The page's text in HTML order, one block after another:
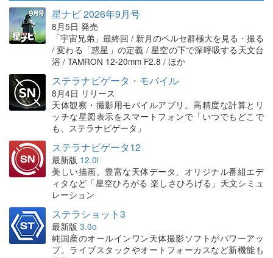
星ナビ 2026年9月号
8月5日 発売
「宇宙兄弟」最終回 / 新月のペルセ群極大を見る・撮る
/ 変わる「惑星」の定義 / 星空の下で深呼吸する天文台
浴 / TAMRON 12-20mm F2.8 / ほか
ステラナビゲータ・モバイル
8月4日 リリース
天体観察・撮影用モバイルアプリ。高精度な計算とリ
ッチな星図表示をスマートフォンで「いつでもどこで
も、ステラナビゲータ」
ステラナビゲータ12
最新版 12.0i
美しい描画、豊富な天体データ、オリジナル番組エデ
ィタなど「星空ひろがる 楽しさひろげる」天文シミュ
レーション
ステラショット3
最新版 3.0o
純国産のオールインワン天体撮影ソフトがパワーアッ
プ。ライブスタックやオートフォーカスなど新機能も